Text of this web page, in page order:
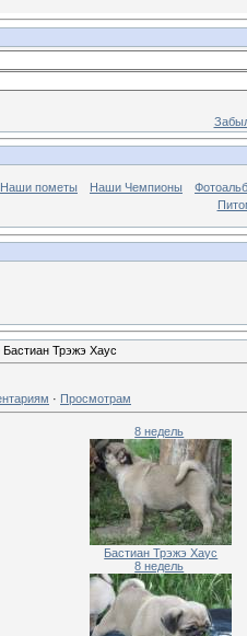
Наши пометы Наши Чемпионы
Бастиан Трэжэ Хаус
· Просмотрам
8 недель
Бастиан Трэжэ Хаус
8 недель